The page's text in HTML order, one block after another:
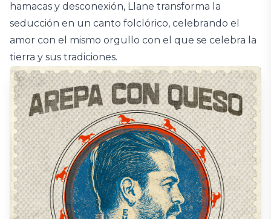
hamacas y desconexión, Llane transforma la
seducción en un canto folclórico, celebrando el
amor con el mismo orgullo con el que se celebra la
tierra y sus tradiciones.